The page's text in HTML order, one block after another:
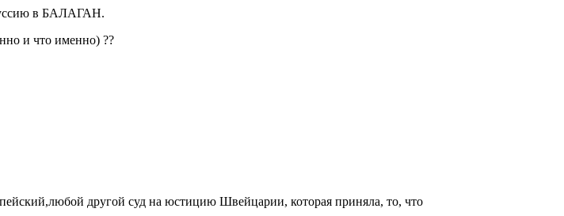
в БАЛАГАН.
и что именно) ??
другой суд на юстицию Швейцарии, которая приняла, то, что